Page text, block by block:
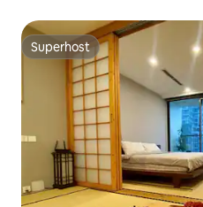
Superhost
Superhost